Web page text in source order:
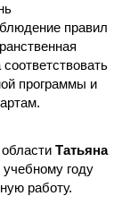
правил
программы и
Татьяна
учебному году
работу.